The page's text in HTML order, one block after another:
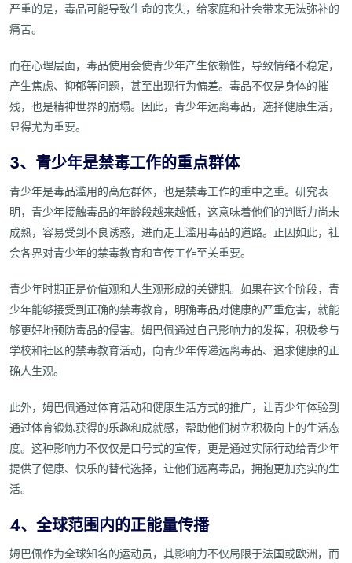
严重的是，毒品可能导致生命的丧失，给家庭和社会带来无法弥补的
痛苦。
而在心理层面，毒品使用会使青少年产生依赖性，导致情绪不稳定，
产生焦虑、抑郁等问题，甚至出现行为偏差。毒品不仅是身体的摧
残，也是精神世界的崩塌。因此，青少年远离毒品，选择健康生活，
显得尤为重要。
3、青少年是禁毒工作的重点群体
青少年是毒品滥用的高危群体，也是禁毒工作的重中之重。研究表
明，青少年接触毒品的年龄段越来越低，这意味着他们的判断力尚未
成熟，容易受到不良诱惑，进而走上滥用毒品的道路。正因如此，社
会各界对青少年的禁毒教育和宣传工作至关重要。
青少年时期正是价值观和人生观形成的关键期。如果在这个阶段，青
少年能够接受到正确的禁毒教育，明确毒品对健康的严重危害，就能
够更好地预防毒品的侵害。姆巴佩通过自己影响力的发挥，积极参与
学校和社区的禁毒教育活动，向青少年传递远离毒品、追求健康的正
确人生观。
此外，姆巴佩通过体育活动和健康生活方式的推广，让青少年体验到
通过体育锻炼获得的乐趣和成就感，帮助他们树立积极向上的生活态
度。这种影响力不仅仅是口号式的宣传，更是通过实际行动给青少年
提供了健康、快乐的替代选择，让他们远离毒品，拥抱更加充实的生
活。
4、全球范围内的正能量传播
姆巴佩作为全球知名的运动员，其影响力不仅局限于法国或欧洲，而